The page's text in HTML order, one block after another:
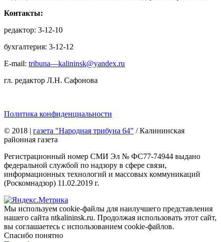
Контакты:
редактор: 3-12-10
бухгалтерия: 3-12-12
E-mail: tribuna—kalininsk@yandex.ru
гл. редактор Л.Н. Сафонова
Политика конфиденциальности
© 2018 | газета "Народная трибуна 64" / Калининская
районная газета
Регистрационный номер СМИ Эл № ФС77-74944 выдано
федеральной службой по надзору в сфере связи,
информационных технологий и массовых коммуникаций
(Роскомнадзор) 11.02.2019 г.
Мы используем cookie-файлы для наилучшего представления
нашего сайта ntkalininsk.ru. Продолжая использовать этот сайт,
вы соглашаетесь с использованием cookie-файлов.
Спасибо понятно